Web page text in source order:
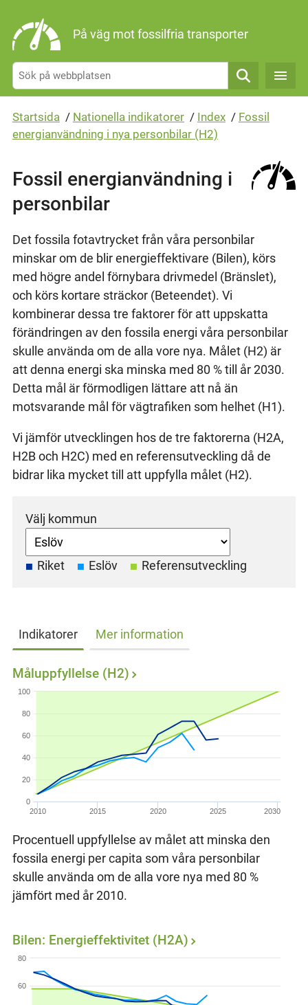
På väg mot fossilfria transporter
Sök
Startsida / Nationella indikatorer / Index / Fossil
energianvändning i nya personbilar (H2)
Fossil energianvändning i
personbilar
Det fossila fotavtrycket från våra personbilar
minskar om de blir energieffektivare (Bilen), körs
med högre andel förnybara drivmedel (Bränslet),
och körs kortare sträckor (Beteendet). Vi
kombinerar dessa tre faktorer för att uppskatta
förändringen av den fossila energi våra personbilar
skulle använda om de alla vore nya. Målet (H2) är
att denna energi ska minska med 80 % till år 2030.
Detta mål är förmodligen lättare att nå än
motsvarande mål för vägtrafiken som helhet (H1).
Vi jämför utvecklingen hos de tre faktorerna (H2A,
H2B och H2C) med en referensutveckling då de
bidrar lika mycket till att uppfylla målet (H2).
Välj kommun
Riket Eslöv Referensutveckling
Indikatorer Mer information
2010 2015 2020 2025 2030
0
20
40
60
80
100
Måluppfyllelse (H2)
Procentuell uppfyllelse av målet att minska den
fossila energi per capita som våra personbilar
skulle använda om de alla vore nya med 80 %
jämfört med år 2010.
60
80
Bilen: Energieffektivitet (H2A)